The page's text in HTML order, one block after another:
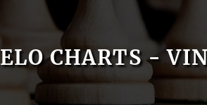
ELO CHARTS -